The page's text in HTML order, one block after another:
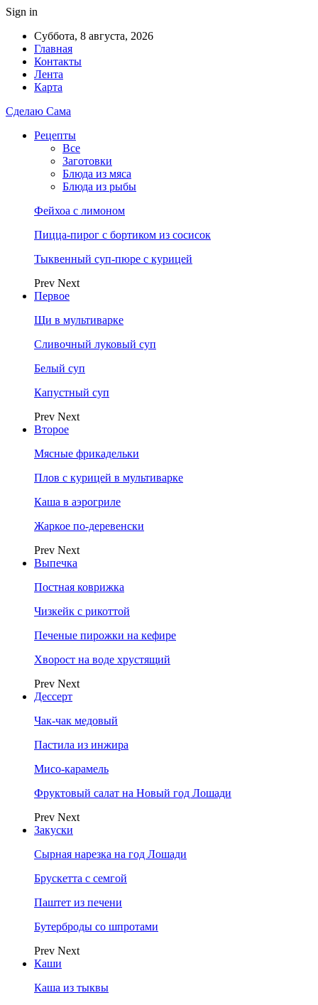
Sign in
Суббота, 8 августа, 2026
Главная
Контакты
Лента
Карта
Сделаю Сама
Рецепты
Все
Заготовки
Блюда из мяса
Блюда из рыбы
Фейхоа с лимоном
Пицца-пирог с бортиком из сосисок
Тыквенный суп-пюре с курицей
Prev Next
Первое
Щи в мультиварке
Сливочный луковый суп
Белый суп
Капустный суп
Prev Next
Второе
Мясные фрикадельки
Плов с курицей в мультиварке
Каша в аэрогриле
Жаркое по-деревенски
Prev Next
Выпечка
Постная коврижка
Чизкейк с рикоттой
Печеные пирожки на кефире
Хворост на воде хрустящий
Prev Next
Дессерт
Чак-чак медовый
Пастила из инжира
Мисо-карамель
Фруктовый салат на Новый год Лошади
Prev Next
Закуски
Сырная нарезка на год Лошади
Брускетта с семгой
Паштет из печени
Бутерброды со шпротами
Prev Next
Каши
Каша из тыквы